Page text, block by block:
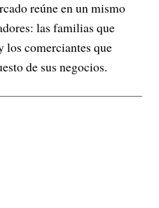
reúne en un mismo
las familias que
los comerciantes que
de sus negocios.